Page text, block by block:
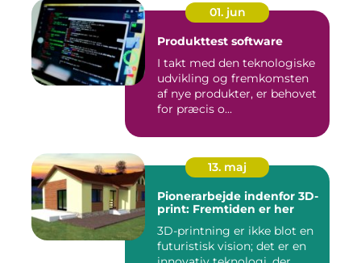
01. jun
Produkttest software
I takt med den teknologiske
udvikling og fremkomsten
af nye produkter, er behovet
for præcis o...
13. maj
Pionerarbejde indenfor 3D-
print: Fremtiden er her
3D-printning er ikke blot en
futuristisk vision; det er en